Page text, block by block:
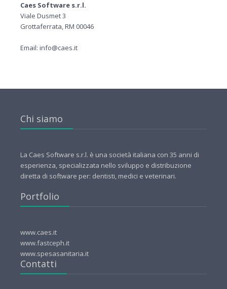
Caes Software s.r.l.
Viale Dusmet 3
Grottaferrata, RM 00046
Email: info@caes.it
Chi siamo
La Caes Software s.r.l. è una società italiana con 35 anni di
esperienza, specializzata nello sviluppo e distribuzione
diretta di software per: dentisti, medici e veterinari.
Portfolio
www.caes.it
www.fastceph.it
www.spesasanitaria.it
Contatti